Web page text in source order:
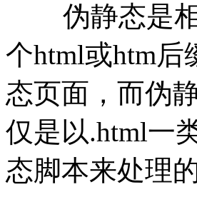
伪静态是相
个html或htm
态页面，而伪
仅是以.html一
态脚本来处理